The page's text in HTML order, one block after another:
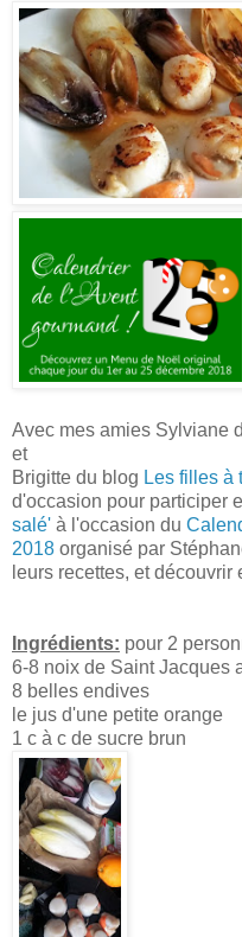
Avec mes amies Sylviane
et
Brigitte du blog Les filles à
d'occasion pour participer
salé' à l'occasion du
2018 organisé par
leurs recettes, et
Ingrédients: pour 2
6-8 noix de Saint Jacques
8 belles endives
le jus d'une petite orange
1 c à c de sucre brun